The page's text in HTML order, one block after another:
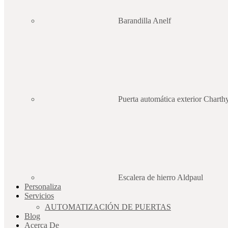
Barandilla Anelf
Puerta automática exterior
Escalera de hierro Aldpaul
Personaliza
Servicios
AUTOMATIZACIÓN DE PUERTAS
Blog
Acerca De